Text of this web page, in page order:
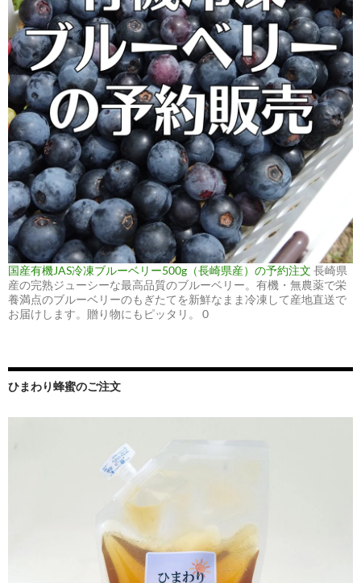
国産有機JAS冷凍ブルーベリー500g（長崎県産）の予約注文 長崎県
産の完熟ジューシーな最高品質のブルーベリー。有機・無農薬で栄
養満点のブルーベリーのもぎたてを新鮮なまま冷凍して産地直送で
お届けします。贈り物にもピッタリ。 0
ひまわり蜂蜜のご注文